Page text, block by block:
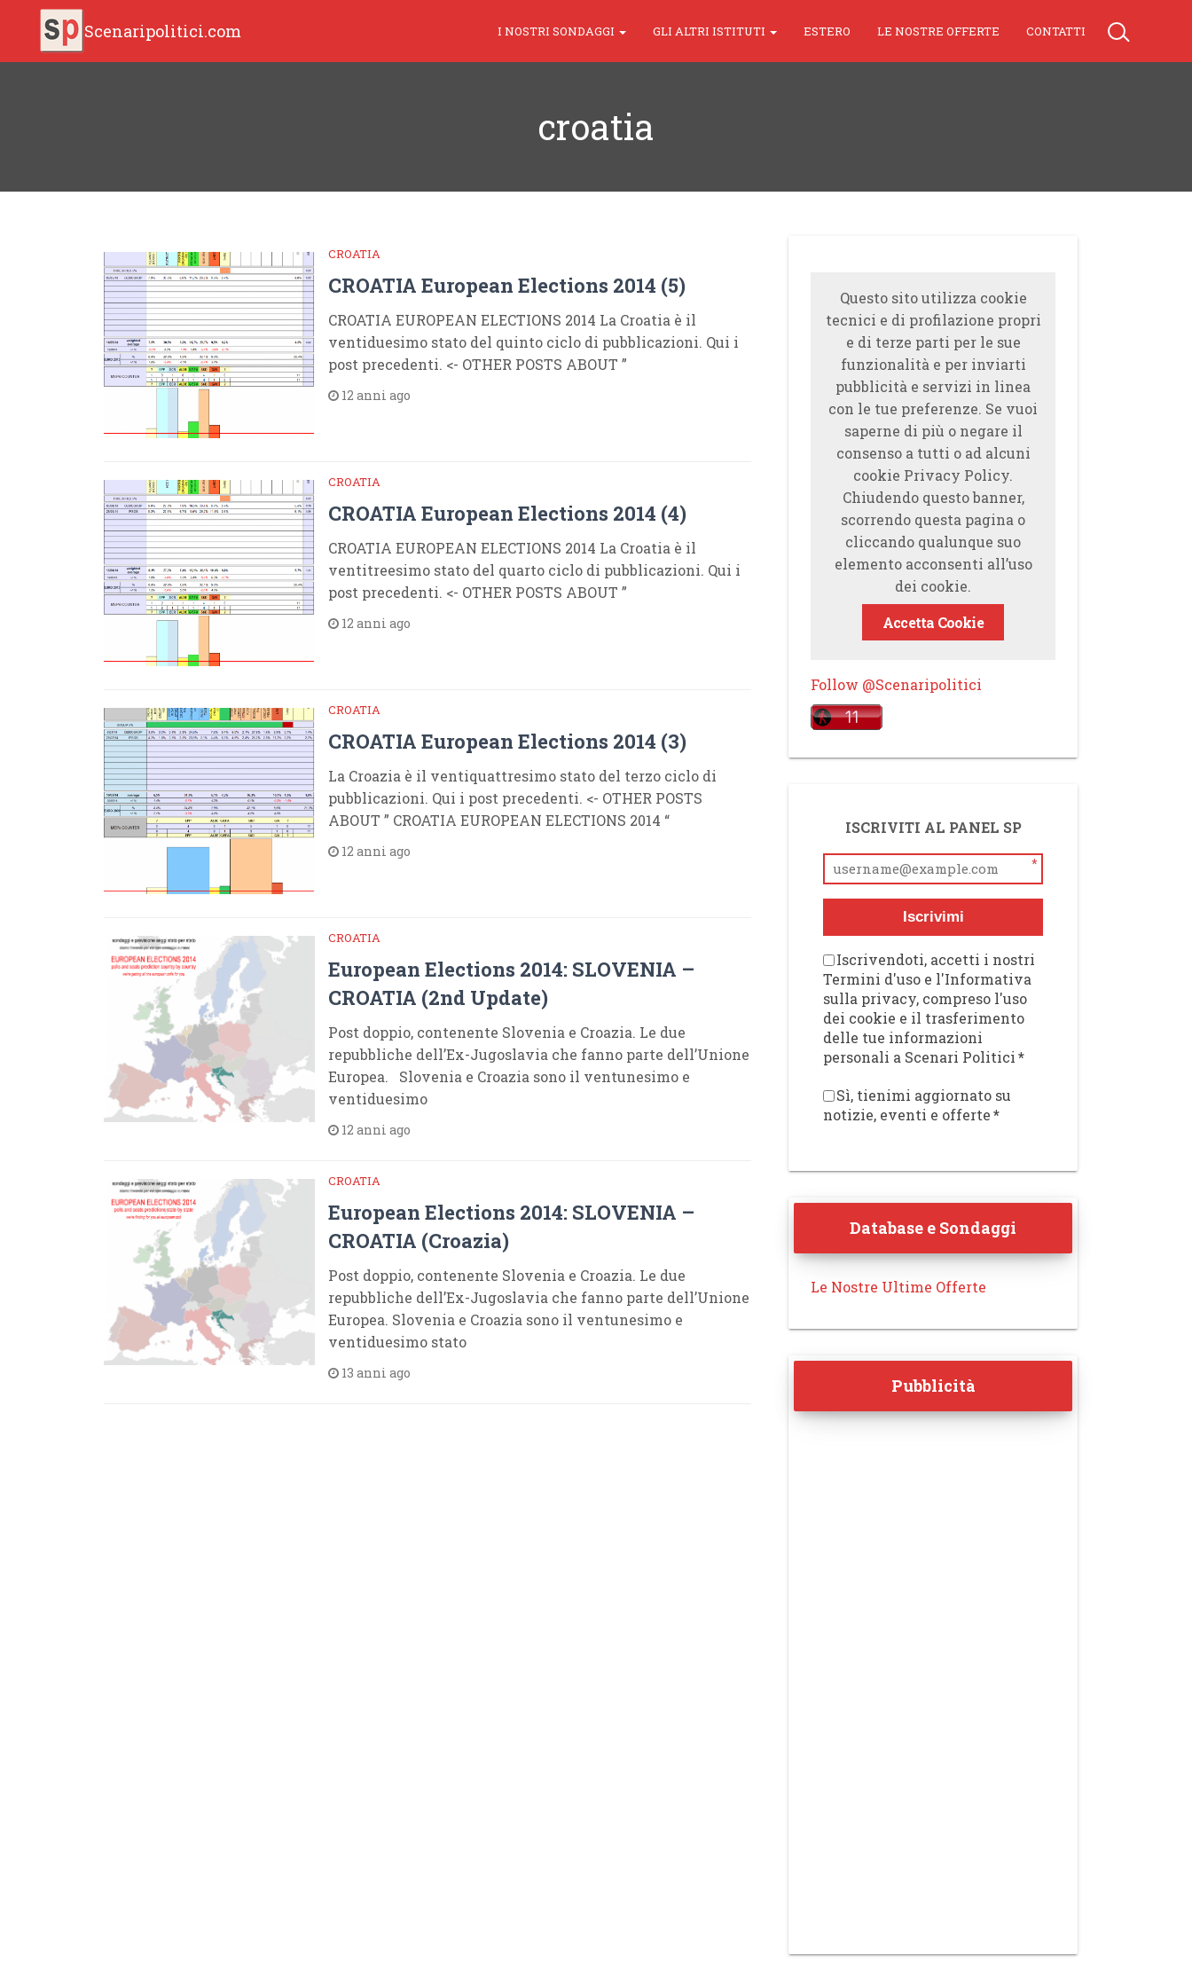
Scenaripolitici.com I NOSTRI SONDAGGI GLI ALTRI ISTITUTI ESTERO LE NOSTRE OFFERTE CONTATTI
croatia
CROATIA
CROATIA European Elections 2014 (5)
CROATIA EUROPEAN ELECTIONS 2014 La Croatia è il
ventiduesimo stato del quinto ciclo di pubblicazioni. Qui i
post precedenti. <- OTHER POSTS ABOUT ”
12 anni ago
CROATIA
CROATIA European Elections 2014 (4)
CROATIA EUROPEAN ELECTIONS 2014 La Croatia è il
ventitreesimo stato del quarto ciclo di pubblicazioni. Qui i
post precedenti. <- OTHER POSTS ABOUT ”
12 anni ago
CROATIA
CROATIA European Elections 2014 (3)
La Croazia è il ventiquattresimo stato del terzo ciclo di
pubblicazioni. Qui i post precedenti. <- OTHER POSTS
ABOUT ” CROATIA EUROPEAN ELECTIONS 2014 “
12 anni ago
CROATIA
European Elections 2014: SLOVENIA –
CROATIA (2nd Update)
Post doppio, contenente Slovenia e Croazia. Le due
repubbliche dell’Ex-Jugoslavia che fanno parte dell’Unione
Europea. Slovenia e Croazia sono il ventunesimo e
ventiduesimo
12 anni ago
CROATIA
European Elections 2014: SLOVENIA –
CROATIA (Croazia)
Post doppio, contenente Slovenia e Croazia. Le due
repubbliche dell’Ex-Jugoslavia che fanno parte dell’Unione
Europea. Slovenia e Croazia sono il ventunesimo e
ventiduesimo stato
13 anni ago
Questo sito utilizza cookie
tecnici e di profilazione propri
e di terze parti per le sue
funzionalità e per inviarti
pubblicità e servizi in linea
con le tue preferenze. Se vuoi
saperne di più o negare il
consenso a tutti o ad alcuni
cookie Privacy Policy.
Chiudendo questo banner,
scorrendo questa pagina o
cliccando qualunque suo
elemento acconsenti all’uso
dei cookie.
Accetta Cookie
Follow @Scenaripolitici
ISCRIVITI AL PANEL SP
*
Iscrivimi
Iscrivendoti, accetti i nostri
Termini d'uso e l'Informativa
sulla privacy, compreso l'uso
dei cookie e il trasferimento
delle tue informazioni
personali a Scenari Politici *
Sì, tienimi aggiornato su
notizie, eventi e offerte *
Database e Sondaggi
Le Nostre Ultime Offerte
Pubblicità